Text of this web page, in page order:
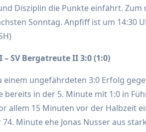
Disziplin die Punkte einfährt. Zum
Sonntag. Anpfiff ist um 14:30
SV Bergatreute II 3:0 (1:0)
einem ungefährdeten 3:0 Erfolg
bereits in der 5. Minute mit 1:0 in
allem 15 Minuten vor der Halbzeit
74. Minute ehe Jonas Nusser aus